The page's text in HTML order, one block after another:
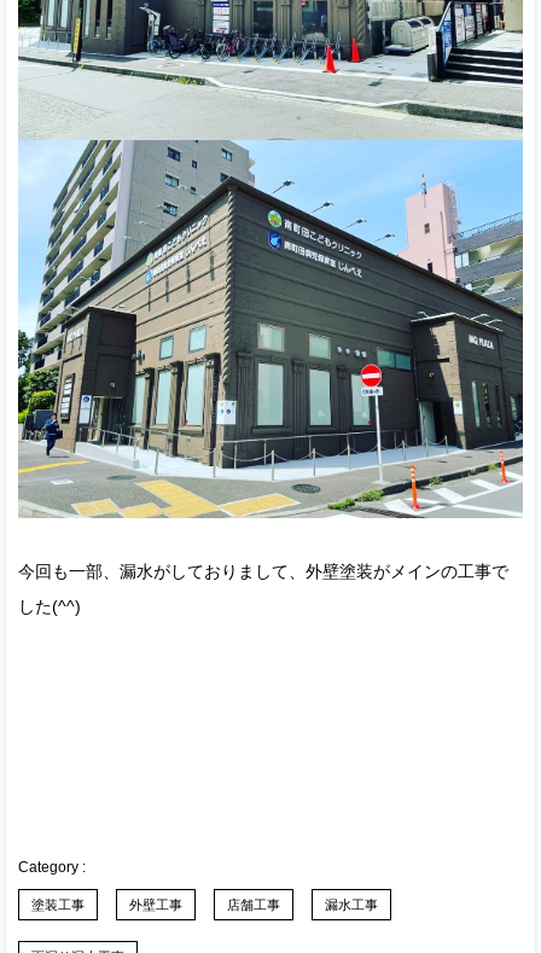
今回も一部、漏水がしておりまして、外壁塗装がメインの工事で
した(^^)
塗装工事 外壁工事 店舗工事 漏水工事